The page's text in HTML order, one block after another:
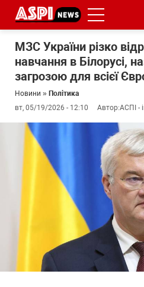
МЗС України різко
навчання в Білорусі,
загрозою для всієї
Новини » Політика
вт, 05/19/2026 - 12:10
Автор:АСПІ -
#ООС
з
корупцією
#ДФС